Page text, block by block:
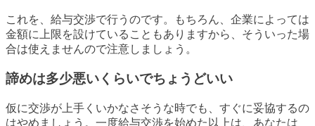
これを、給与交渉で行うのです。もちろん、企業によっては
金額に上限を設けていることもありますから、そういった場
合は使えませんので注意しましょう。
諦めは多少悪いくらいでちょうどいい
仮に交渉が上手くいかなさそうな時でも、すぐに妥協するの
はやめましょう。一度給与交渉を始めた以上は、あなたは